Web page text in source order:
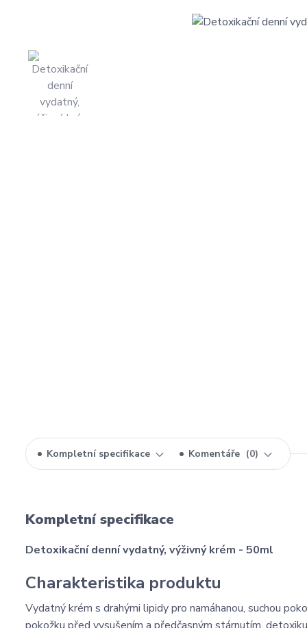
Kompletní specifikace Komentáře 0
Kompletní specifikace
Detoxikační denní vydatný, výživný krém - 50ml
Charakteristika produktu
Vydatný krém s drahými lipidy pro namáhanou, suchou